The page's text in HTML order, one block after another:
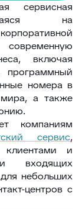
сервисная
на
включая
программный
номера в
а также
компаниям
сервис,
клиентами и
входящих
небольших
центров с